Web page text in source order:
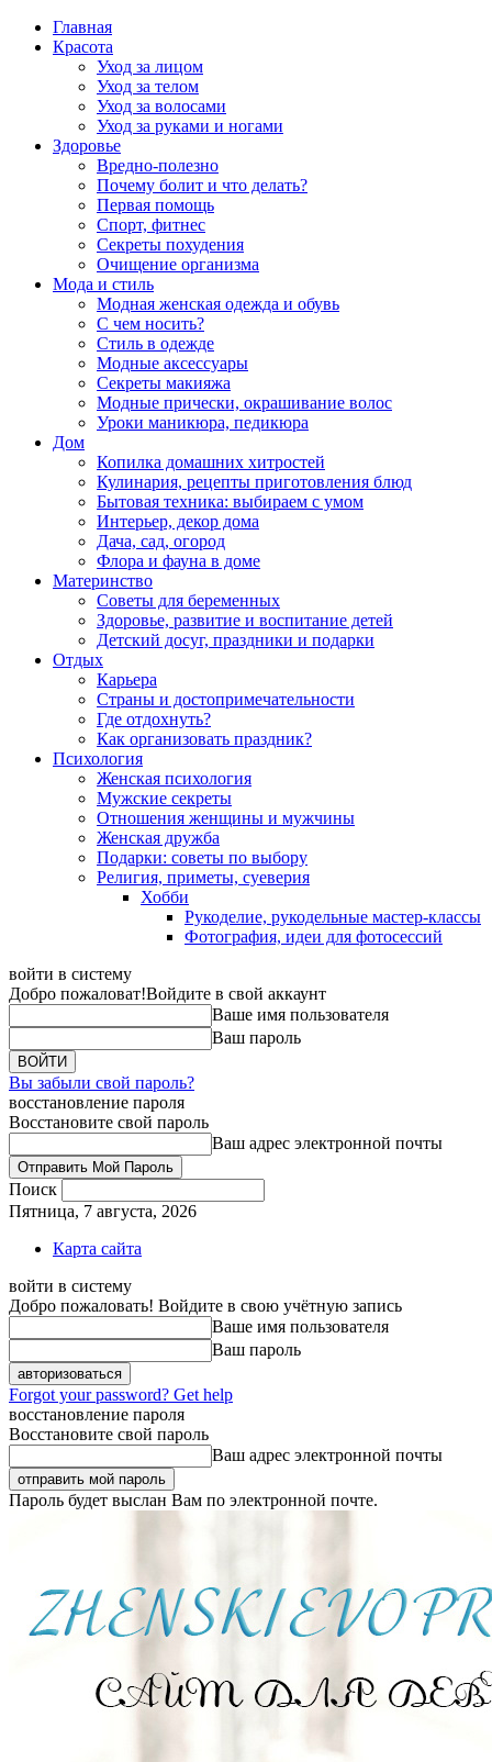
Главная
Красота
Уход за лицом
Уход за телом
Уход за волосами
Уход за руками и ногами
Здоровье
Вредно-полезно
Почему болит и что делать?
Первая помощь
Спорт, фитнес
Секреты похудения
Очищение организма
Мода и стиль
Модная женская одежда и обувь
С чем носить?
Стиль в одежде
Модные аксессуары
Секреты макияжа
Модные прически, окрашивание волос
Уроки маникюра, педикюра
Дом
Копилка домашних хитростей
Кулинария, рецепты приготовления блюд
Бытовая техника: выбираем с умом
Интерьер, декор дома
Дача, сад, огород
Флора и фауна в доме
Материнство
Советы для беременных
Здоровье, развитие и воспитание детей
Детский досуг, праздники и подарки
Отдых
Карьера
Страны и достопримечательности
Где отдохнуть?
Как организовать праздник?
Психология
Женская психология
Мужские секреты
Отношения женщины и мужчины
Женская дружба
Подарки: советы по выбору
Религия, приметы, суеверия
Хобби
Рукоделие, рукодельные мастер-классы
Фотография, идеи для фотосессий
войти в систему
Добро пожаловат!Войдите в свой аккаунт
Ваше имя пользователя
Ваш пароль
Вы забыли свой пароль?
восстановление пароля
Восстановите свой пароль
Ваш адрес электронной почты
Поиск
Пятница, 7 августа, 2026
Карта сайта
войти в систему
Добро пожаловать! Войдите в свою учётную запись
Ваше имя пользователя
Ваш пароль
Forgot your password? Get help
восстановление пароля
Восстановите свой пароль
Ваш адрес электронной почты
Пароль будет выслан Вам по электронной почте.